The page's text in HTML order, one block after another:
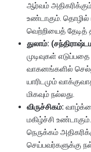
ஆர்வம்
உண்டாகும்.
வெற்றியைத் தேடித்
துலாம்:
முடிவுகள்
வாகனங்களில்
யாரிடமும்
மிகவும் நல்லது.
விருச்சிகம்:
மகிழ்ச்சி
நெருக்கம்
செய்பவர்களுக்கு